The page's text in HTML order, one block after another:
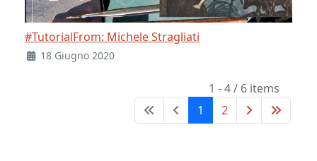
#TutorialFrom: Michele Stragliati
18 Giugno 2020
1 - 4 / 6 items
1
2